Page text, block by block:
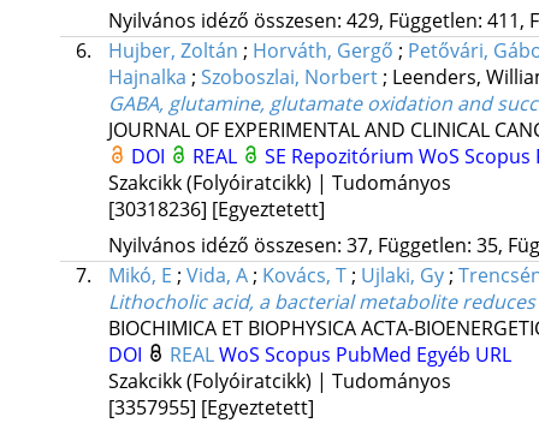
Nyilvános idéző összesen: 429, Független: 411,
6.
Hujber, Zoltán ; Horváth, Gergő ; Petővári,
Hajnalka ; Szoboszlai, Norbert ; Leenders,
GABA, glutamine, glutamate oxidation and
JOURNAL OF EXPERIMENTAL AND CLINICAL
DOI
REAL SE Repozitórium WoS Scopus
Szakcikk (Folyóiratcikk) | Tudományos
[30318236] [Egyeztetett]
Nyilvános idéző összesen: 37, Független: 35,
7.
Mikó, E ; Vida, A ; Kovács, T ; Ujlaki, Gy ;
Lithocholic acid, a bacterial metabolite
BIOCHIMICA ET BIOPHYSICA ACTA-
DOI
REALWoS Scopus PubMed Egyéb URL
Szakcikk (Folyóiratcikk) | Tudományos
[3357955] [Egyeztetett]